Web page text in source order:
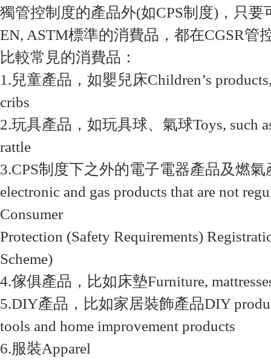
獨管控制度的產品外(如CPS制度)，只要
EN, ASTM標準的消費品，都在CGSR管
比較常見的消費品：
1.兒童產品，如嬰兒床Children’s
cribs
2.玩具產品，如玩具球、氣球Toys, such
rattle
3.CPS制度下之外的電子電器產品及燃氣
electronic and gas products that are not
Consumer
Protection (Safety Requirements)
Scheme)
4.傢俱產品，比如床墊Furniture,
5.DIY產品，比如家居裝飾產品DIY
tools and home improvement products
6.服裝Apparel